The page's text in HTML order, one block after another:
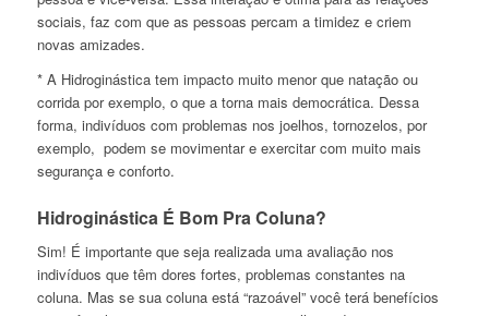
sociais, faz com que as pessoas percam a timidez e criem
novas amizades.
* A Hidroginástica tem impacto muito menor que natação ou
corrida por exemplo, o que a torna mais democrática. Dessa
forma, indivíduos com problemas nos joelhos, tornozelos, por
exemplo, podem se movimentar e exercitar com muito mais
segurança e conforto.
Hidroginástica É Bom Pra Coluna?
Sim! É importante que seja realizada uma avaliação nos
indivíduos que têm dores fortes, problemas constantes na
coluna. Mas se sua coluna está “razoável” você terá benefícios